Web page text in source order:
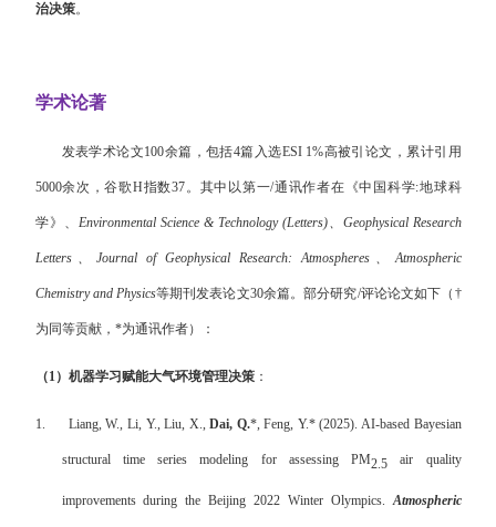
治决策。
学术论著
发表学术论文100余篇，包括4篇入选ESI 1%高被引论文，累计引用
5000余次，谷歌H指数37。其中以第一/通讯作者在 《中国科学:地球科
学》、 Environmental Science & Technology (Letters)、 Geophysical Research
Letters、 Journal of Geophysical Research: Atmospheres 、Atmospheric
Chemistry and Physics等期刊发表论文30余篇。部分研究/评论论文如下（ †
为同等贡献， *为通讯作者）：
（1）机器学习赋能大气环境管理决策：
1. Liang, W., Li, Y., Liu, X.,Dai, Q.*, Feng, Y.*(2025). AI-based Bayesian
structural time series modeling for assessing PM2.5 air quality
improvements during the Beijing 2022 Winter Olympics. Atmospheric